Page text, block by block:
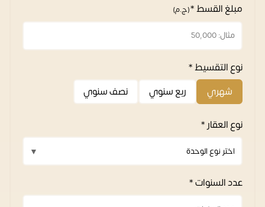
مبلغ القسط *(ج.م)
نوع التقسيط *
شهري
ربع سنوي نصف سنوي
نوع العقار *
عدد السنوات *